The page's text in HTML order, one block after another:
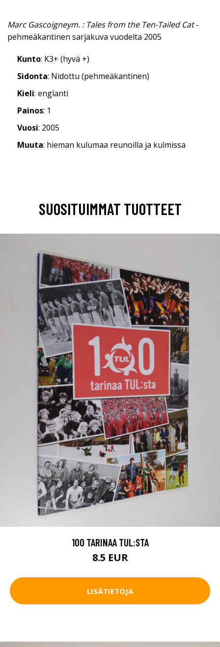
Marc Gascoigneym. : Tales from the Ten-Tailed Cat-
pehmeäkantinen sarjakuva vuodelta 2005
Kunto: K3+ (hyvä +)
Sidonta: Nidottu (pehmeäkantinen)
Kieli: englanti
Painos: 1
Vuosi: 2005
Muuta: hieman kulumaa reunoilla ja kulmissa
SUOSITUIMMAT TUOTTEET
100 TARINAA TUL:STA
8.5 EUR
LISÄTIETOJA